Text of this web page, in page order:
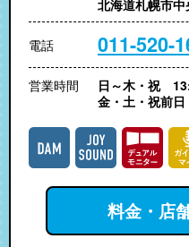
北海道札幌市
電話 011-520-
営業時間
日～木・祝
金・土・祝前
料金・店